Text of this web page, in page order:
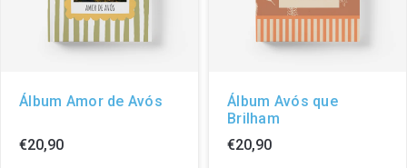
Álbum Amor de Avós
€20,90
Álbum Avós que
Brilham
€20,90